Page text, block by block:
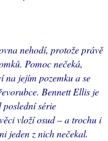
nehodí, protože právě
Pomoc nečeká,
na jejím pozemku a se
Bennett Ellis je
poslední série
vloží osud – a trochu i
jeden z nich nečekal.